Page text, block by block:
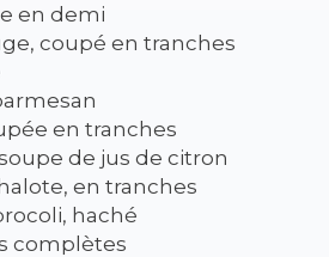
en demi
coupé en tranches
en tranches
de jus de citron
en tranches
haché
complètes